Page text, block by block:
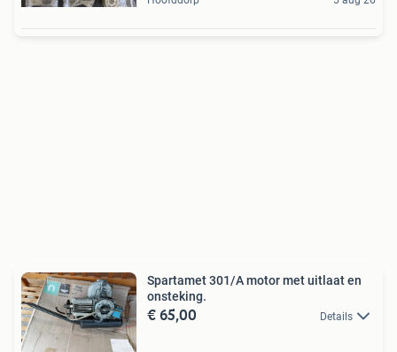
Spartamet 301/A motor met uitlaat en
onsteking.
€ 65,00 Details